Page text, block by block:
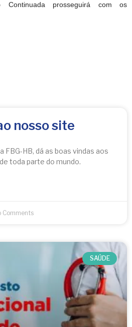
prosseguirá com os
nosso site
HB, dá as boas vindas aos
toda parte do mundo.
Comments
SAÚDE